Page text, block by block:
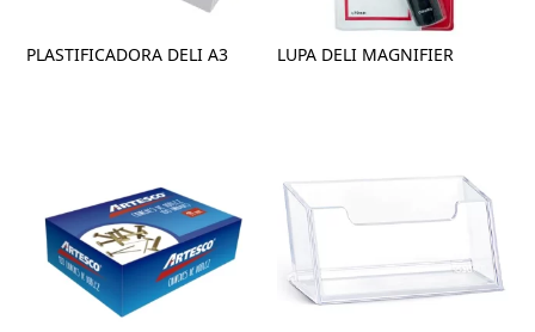
PLASTIFICADORA DELI A3 LUPA DELI MAGNIFIER